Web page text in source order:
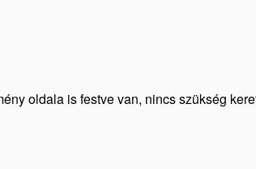
oldala is festve van, nincs szükség